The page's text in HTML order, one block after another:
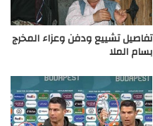
تفاصيل تشييع ودفن وعزاء المخرج
بسام الملا